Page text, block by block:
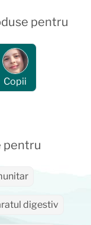
pentru
Copii
pentru
digestiv